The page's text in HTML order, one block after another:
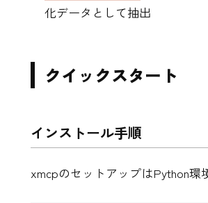
化データとして抽出
クイックスタート
インストール手順
xmcpのセットアップはPython環